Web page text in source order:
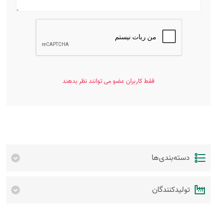
فقط کاربران عضو می توانند نظر بدهند
دسته‌بندی‌ها
تولیدکنندگان